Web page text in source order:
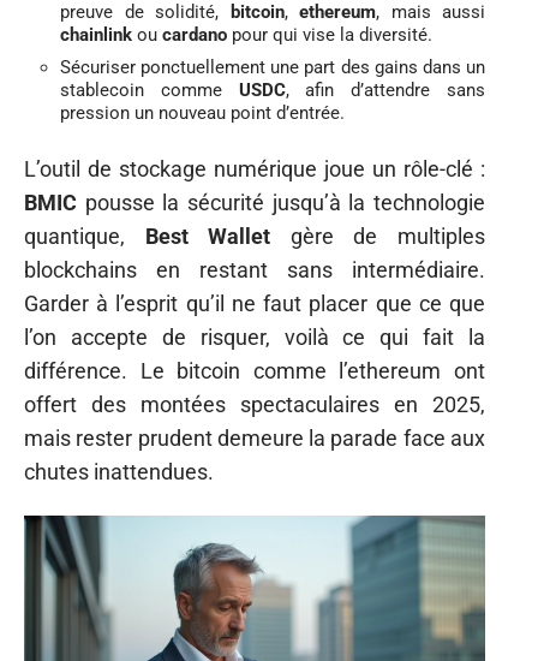
preuve de solidité,
bitcoin, ethereum, mais aussi
chainlink ou cardano pour qui vise la diversité.
Sécuriser ponctuellement une part des gains dans un
stablecoin comme USDC, afin d’attendre sans
pression un nouveau point d’entrée.
L’outil de stockage numérique joue un rôle-clé :
BMIC pousse la sécurité jusqu’à la technologie
quantique, Best Wallet gère de multiples
blockchains en restant sans intermédiaire.
Garder à l’esprit qu’il ne faut placer que ce que
l’on accepte de risquer, voilà ce qui fait la
différence. Le bitcoin comme l’ethereum ont
offert des montées spectaculaires en 2025,
mais rester prudent demeure la parade face aux
chutes inattendues.